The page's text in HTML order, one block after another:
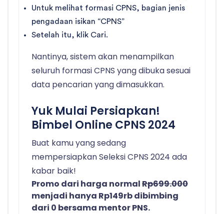
Untuk melihat formasi CPNS, bagian jenis
pengadaan isikan “CPNS”
Setelah itu, klik Cari.
Nantinya, sistem akan menampilkan
seluruh formasi CPNS yang dibuka sesuai
data pencarian yang dimasukkan.
Yuk Mulai Persiapkan!
Bimbel Online CPNS 2024
Buat kamu yang sedang
mempersiapkan Seleksi CPNS 2024 ada
kabar baik!
Promo dari harga normalRp699.000
menjadi hanya Rp149rb dibimbing
dari 0 bersama mentor PNS.